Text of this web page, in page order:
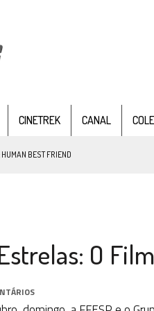
CINETREK CANAL
BEST FRIEND
DE STRANGE NEW WORDS
FILME DE FÃS AXANAR HORAS APÓS ESTREIA
DE UMA ERA NA SDCC
O